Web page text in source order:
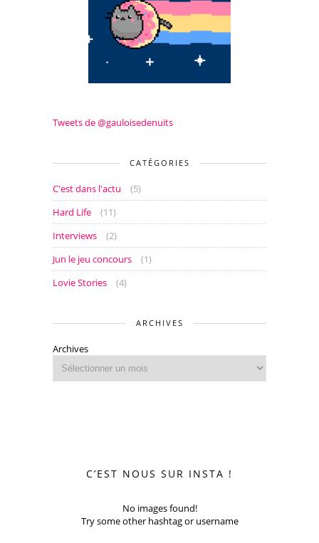
Tweets de @gauloisedenuits
CATÉGORIES
C'est dans l'actu
(5)
Hard Life
(11)
Interviews
(2)
Jun le jeu concours
(1)
Lovie Stories
(4)
ARCHIVES
Archives
C’EST NOUS SUR INSTA !
No images found!
Try some other hashtag or username